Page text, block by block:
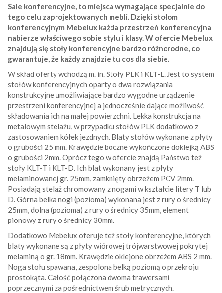
Sale konferencyjne, to miejsca wymagające specjalnie do
tego celu zaprojektowanych mebli. Dzięki stołom
konferencyjnym Mebelux każda przestrzeń konferencyjna
nabierze właściwego sobie stylu i klasy. W ofercie Mebelux
znajdują się stoły konferencyjne bardzo różnorodne, co
gwarantuje, że każdy znajdzie tu cos dla siebie.
W skład oferty wchodzą m. in. Stoły PLK i KLT-L. Jest to system
stołów konferencyjnych oparty o dwa rozwiązania
konstrukcyjne umożliwiające bardzo wygodne urządzenie
przestrzeni konferencyjnej a jednocześnie dające możliwość
składowania ich na małej powierzchni. Lekka konstrukcja na
metalowym stelażu, w przypadku stołów PLK dodatkowo z
zastosowaniem kółek jezdnych. Blaty stołów wykonane z płyty
o grubości 25 mm. Krawędzie boczne wykończone doklejką ABS
o grubości 2mm. Oprócz tego w ofercie znajdą Państwo też
stoły KLT-T i KLT-D. Ich blat wykonany jest z płyty
melaminowanej gr. 25mm, zamknięty obrzeżem PCV 2mm.
Posiadają stelaż chromowany z nogami w kształcie litery T lub
D. Górna belka nogi (pozioma) wykonana jest z rury o średnicy
25mm, dolna (pozioma) z rury o średnicy 35mm, element
pionowy z rury o średnicy 30mm.
Dodatkowo Mebelux oferuje też stoły konferencyjne, których
blaty wykonane są z płyty wiórowej trójwarstwowej pokrytej
melaminą o gr. 18mm. Krawędzie oklejone obrzeżem ABS 2 mm.
Noga stołu spawana, zespolona belką poziomą o przekroju
prostokąta. Całość połączona dwoma trawersami
poprzecznymi za pośrednictwem śrub metrycznych.